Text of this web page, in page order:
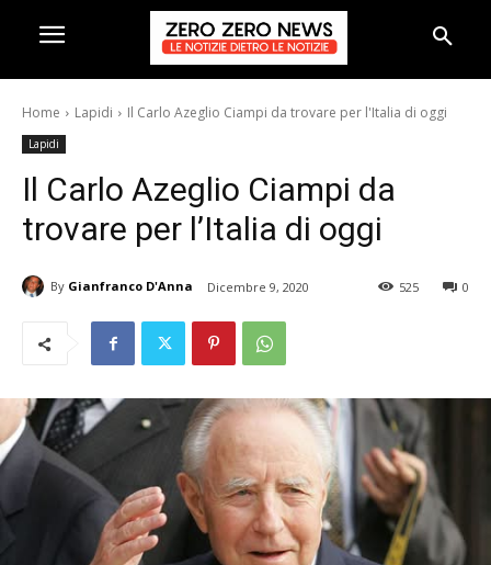
Home Lapidi Il Carlo Azeglio Ciampi da trovare per l'Italia di oggi
Lapidi
Il Carlo Azeglio Ciampi da
trovare per l’Italia di oggi
By Gianfranco D'Anna Dicembre 9, 2020 0
525